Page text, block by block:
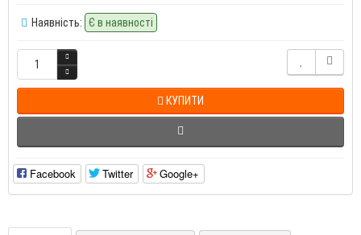
Наявність: Є в наявності
КУПИТИ
Facebook Twitter Google+